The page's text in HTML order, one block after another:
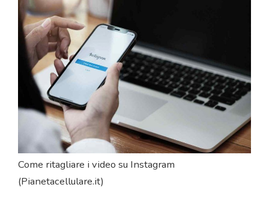
Come ritagliare i video su Instagram
(Pianetacellulare.it)